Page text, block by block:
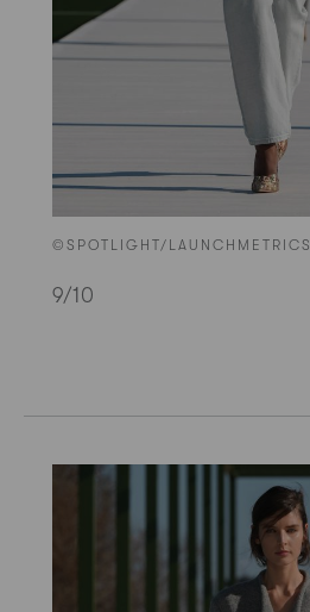
©SPOTLIGHT/LAUNCHMETRICS
9/10